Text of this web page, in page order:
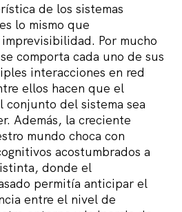
de los sistemas
lo mismo que
Por mucho
comporta cada uno de sus
interacciones en red
ellos hacen que el
del sistema sea
Además, la creciente
mundo choca con
acostumbrados a
donde el
permitía anticipar el
entre el nivel de